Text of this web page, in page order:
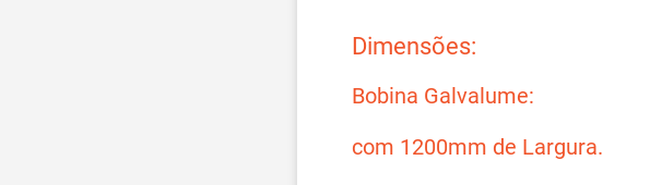
Dimensões:
Bobina Galvalume:
com 1200mm de Largura.